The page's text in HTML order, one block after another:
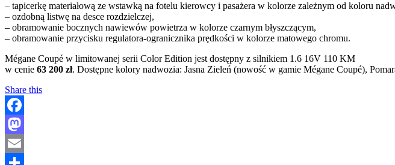
– tapicerkę materiałową ze wstawką na fotelu kierowcy i pasażera w kolorze zależnym od koloru
– ozdobną listwę na desce rozdzielczej,
– obramowanie bocznych nawiewów powietrza w kolorze czarnym błyszczącym,
– obramowanie przycisku regulatora-ogranicznika prędkości w kolorze matowego chromu.
Mégane Coupé w limitowanej serii Color Edition jest dostępny z silnikiem 1.6 16V 110 KM
w cenie 63 200 zł. Dostępne kolory nadwozia: Jasna Zieleń (nowość w gamie Mégane Coupé),
Share this
Facebook
Mastodon
Email